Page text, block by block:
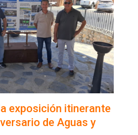
exposición itinerante
de Aguas y